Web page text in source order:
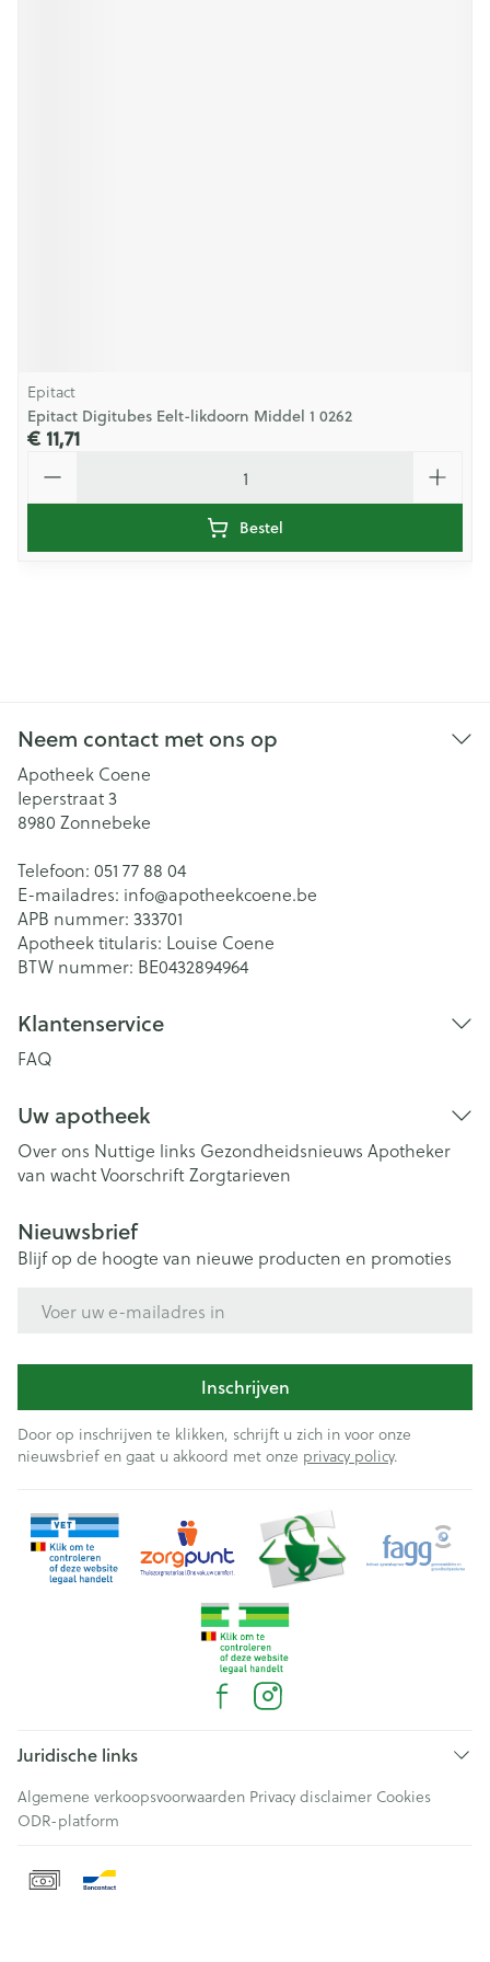
Epitact
Epitact Digitubes Eelt-likdoorn Middel 1 0262
€ 11,71
Bestel
Neem contact met ons op
Apotheek Coene
Ieperstraat 3
8980 Zonnebeke
Telefoon: 051 77 88 04
E-mailadres: info@apotheekcoene.be
APB nummer: 333701
Apotheek titularis: Louise Coene
BTW nummer: BE0432894964
Klantenservice
FAQ
Uw apotheek
Over ons Nuttige links Gezondheidsnieuws Apotheker
van wachtVoorschriftZorgtarieven
Nieuwsbrief
Blijf op de hoogte van nieuwe producten en promoties
Inschrijven
Door op inschrijven te klikken, schrijft u zich in voor onze
nieuwsbrief en gaat u akkoord met onze privacy policy.
Juridische links
Algemene verkoopsvoorwaarden Privacy disclaimer Cookies
ODR-platform